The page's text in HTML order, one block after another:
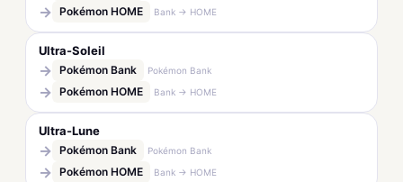
→ Pokémon HOME Bank → HOME
Ultra-Soleil
→ Pokémon Bank Pokémon Bank
→ Pokémon HOME Bank → HOME
Ultra-Lune
→ Pokémon Bank Pokémon Bank
→ Pokémon HOME Bank → HOME